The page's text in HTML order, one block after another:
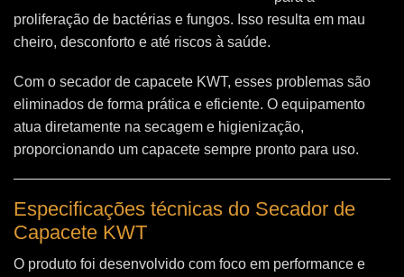
proliferação de bactérias e fungos. Isso resulta em mau
cheiro, desconforto e até riscos à saúde.
Com o secador de capacete KWT, esses problemas são
eliminados de forma prática e eficiente. O equipamento
atua diretamente na secagem e higienização,
proporcionando um capacete sempre pronto para uso.
Especificações técnicas do Secador de
Capacete KWT
O produto foi desenvolvido com foco em performance e